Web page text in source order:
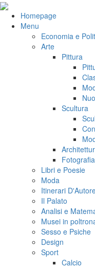
Salta
contenuto
VeniVidiViciHomepage
Menu
Economia e
Arte
Pittura
Scultura
Fotografia
Libri e Poesie
Moda
Itinerari
Il Palato
Analisi e
Musei in
Sesso e Psiche
Design
Sport
Calcio